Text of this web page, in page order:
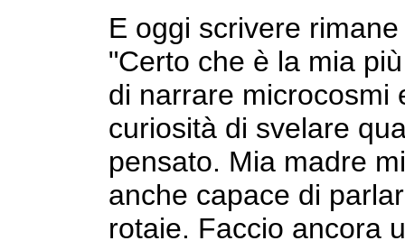
E oggi scrivere
"Certo che è la mia
di narrare microcosmi
curiosità di svelare
pensato. Mia madre
anche capace di
rotaie. Faccio ancora